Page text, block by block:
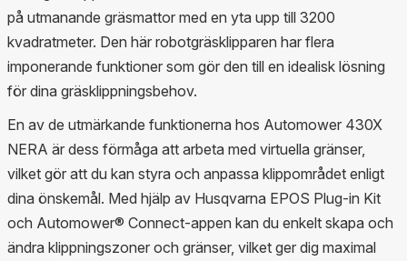
på utmanande gräsmattor med en yta upp till 3200
kvadratmeter. Den här robotgräsklipparen har flera
imponerande funktioner som gör den till en idealisk lösning
för dina gräsklippningsbehov.
En av de utmärkande funktionerna hos Automower 430X
NERA är dess förmåga att arbeta med virtuella gränser,
vilket gör att du kan styra och anpassa klippområdet enligt
dina önskemål. Med hjälp av Husqvarna EPOS Plug-in Kit
och Automower® Connect-appen kan du enkelt skapa och
ändra klippningszoner och gränser, vilket ger dig maximal